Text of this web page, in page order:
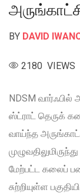
BY DAVID
2180 VIEWS
NDSM
ஸ்ட்ராட் தெருக்
வாய்ந்த
மேற்பட்ட கலைப்
சுற்றியுள்ள